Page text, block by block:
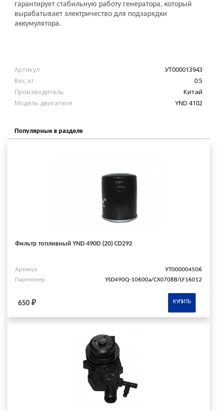
гарантирует стабильную работу генератора, который
вырабатывает электричество для подзарядки
аккумулятора.
Артикул
УТ000013943
Вес, кг
0.5
Производитель
Китай
Модель двигателя
YND 4102
Популярные в разделе
Фильтр топливный YND 490D (20) CD292
Артикул
УТ000004506
Партномер
YSD490Q-10600a/СХ0708В/LF16012
650 ₽ КУПИТЬ